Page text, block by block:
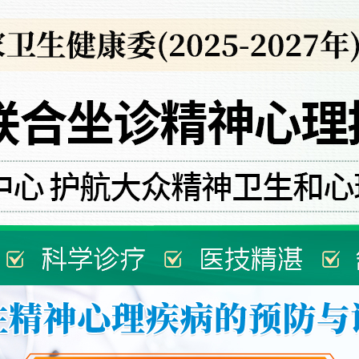
页 医院简介 来院路线 预